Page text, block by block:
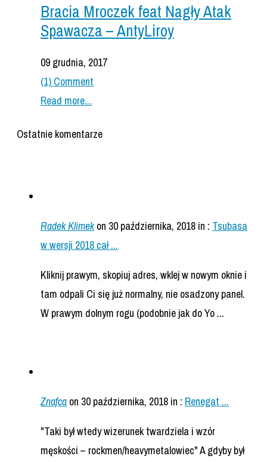
Bracia Mroczek feat Nagły Atak
Spawacza – AntyLiroy
09 grudnia, 2017
(1) Comment
Read more...
Ostatnie komentarze
Radek Klimek on 30 października, 2018 in : Tsubasa
w wersji 2018 cał ...
Kliknij prawym, skopiuj adres, wklej w nowym oknie i
tam odpali Ci się już normalny, nie osadzony panel.
W prawym dolnym rogu (podobnie jak do Yo ...
Znafca on 30 października, 2018 in : Renegat ...
"Taki był wtedy wizerunek twardziela i wzór
męskości – rockmen/heavymetalowiec" A gdyby był